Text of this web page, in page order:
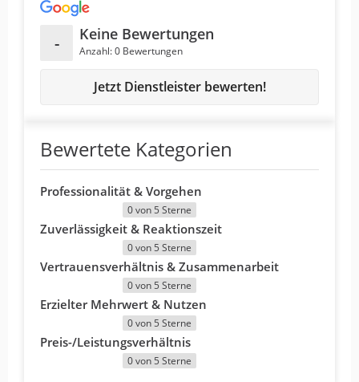
Bewertete Kategorien
Professionalität & Vorgehen
0 von 5 Sterne
Zuverlässigkeit & Reaktionszeit
0 von 5 Sterne
Vertrauensverhältnis & Zusammenarbeit
0 von 5 Sterne
Erzielter Mehrwert & Nutzen
0 von 5 Sterne
Preis-/Leistungsverhältnis
0 von 5 Sterne
- Keine Bewertungen
Anzahl: 0 Bewertungen
Jetzt Dienstleister bewerten!